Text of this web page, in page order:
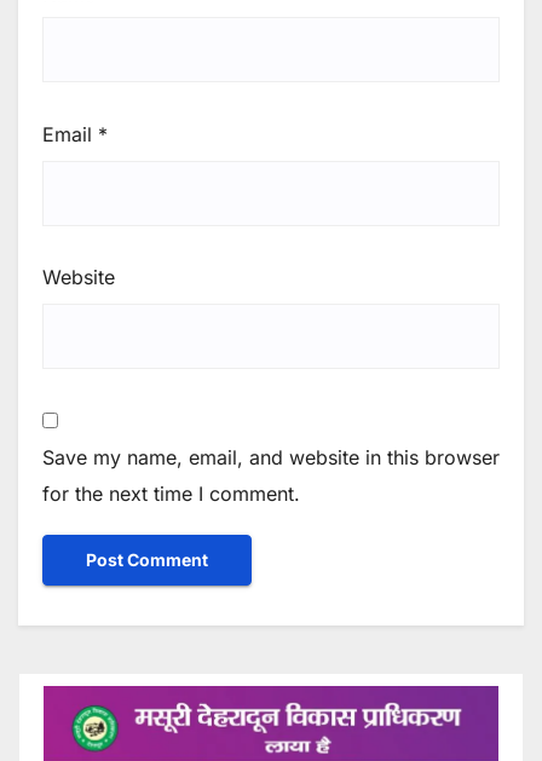
Email *
Website
Save my name, email, and website in this browser
for the next time I comment.